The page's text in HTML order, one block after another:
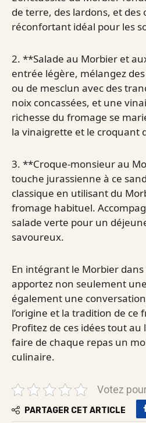
de terre, des lardons, et
réconfortant idéal pour les
2. **Salade au Morbier et
entrée légère, mélangez
ou de mesclun avec des
noix concassées, et une
richesse du fromage se
la vinaigrette et le croquant
3. **Croque-monsieur au
touche jurassienne à ce
classique en utilisant du
fromage habituel.
salade verte pour un
savoureux.
En intégrant le Morbier
apportez non seulement
également une
l’origine et la tradition de ce
Profitez de ces idées tout au
faire de chaque repas un
culinaire.
Votez
PARTAGER CET ARTICLE